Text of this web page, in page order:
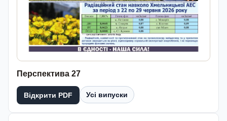
Перспектива 27
Відкрити PDF Усі випуски